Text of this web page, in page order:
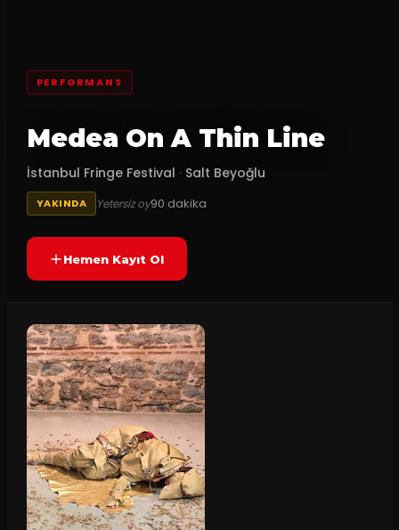
PERFORMANS
Medea On A Thin Line
İstanbul Fringe Festival · Salt Beyoğlu
YAKINDA Yetersiz oy90 dakika
Hemen Kayıt Ol